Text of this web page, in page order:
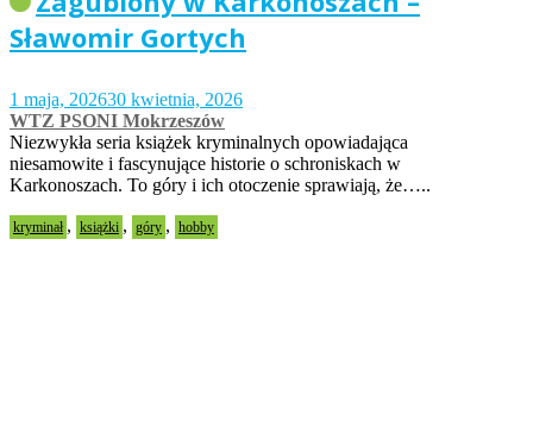
Sławomir Gortych
1 maja, 202630 kwietnia, 2026
WTZ PSONI Mokrzeszów
Niezwykła seria książek kryminalnych opowiadająca
niesamowite i fascynujące historie o schroniskach w
Karkonoszach. To góry i ich otoczenie sprawiają, że…..
kryminał , książki , góry , hobby